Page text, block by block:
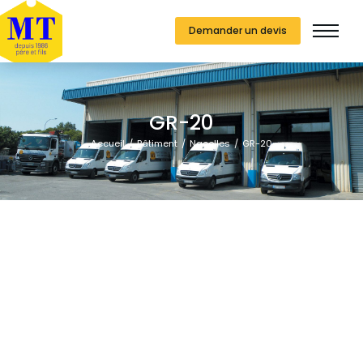
Demander un devis
GR-20
Vous êtes ici :Accueil Bâtiment Nacelles GR-20